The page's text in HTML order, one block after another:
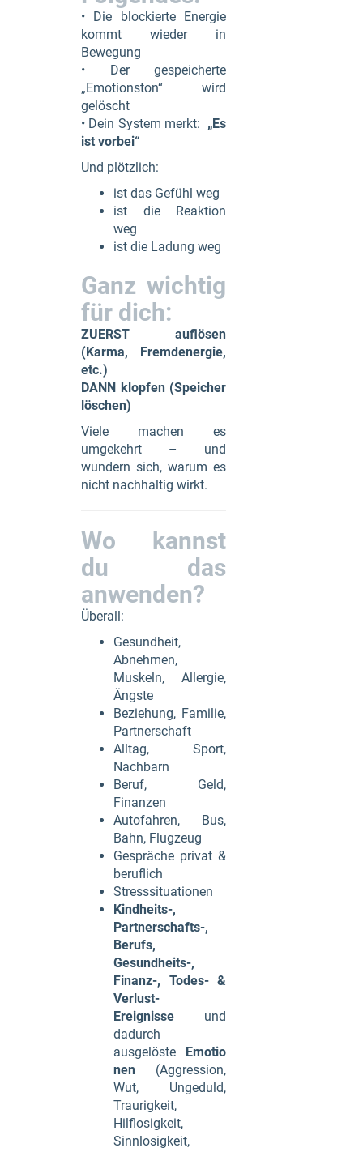
• Die blockierte Energie
kommt wieder in
Bewegung
• Der gespeicherte
„Emotionston“ wird
gelöscht
• Dein System merkt: „Es
ist vorbei“
Und plötzlich:
ist das Gefühl weg
ist die Reaktion
weg
ist die Ladung weg
Ganz wichtig
für dich:
ZUERST auflösen
(Karma, Fremdenergie,
etc.)
DANN klopfen (Speicher
löschen)
Viele machen es
umgekehrt – und
wundern sich, warum es
nicht nachhaltig wirkt.
Wo kannst
du das
anwenden?
Überall:
Gesundheit,
Abnehmen,
Muskeln, Allergie,
Ängste
Beziehung, Familie,
Partnerschaft
Alltag, Sport,
Nachbarn
Beruf, Geld,
Finanzen
Autofahren, Bus,
Bahn, Flugzeug
Gespräche privat &
beruflich
Stresssituationen
Kindheits-,
Partnerschafts-,
Berufs,
Gesundheits-,
Finanz-, Todes- &
Verlust-
Ereignisse und
dadurch
ausgelöste Emotio
nen (Aggression,
Wut, Ungeduld,
Traurigkeit,
Hilflosigkeit,
Sinnlosigkeit,